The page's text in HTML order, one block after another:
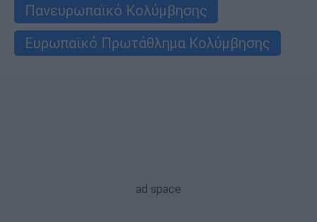
Πανευρωπαϊκό Κολύμβησης
Ευρωπαϊκό Πρωτάθλημα Κολύμβησης